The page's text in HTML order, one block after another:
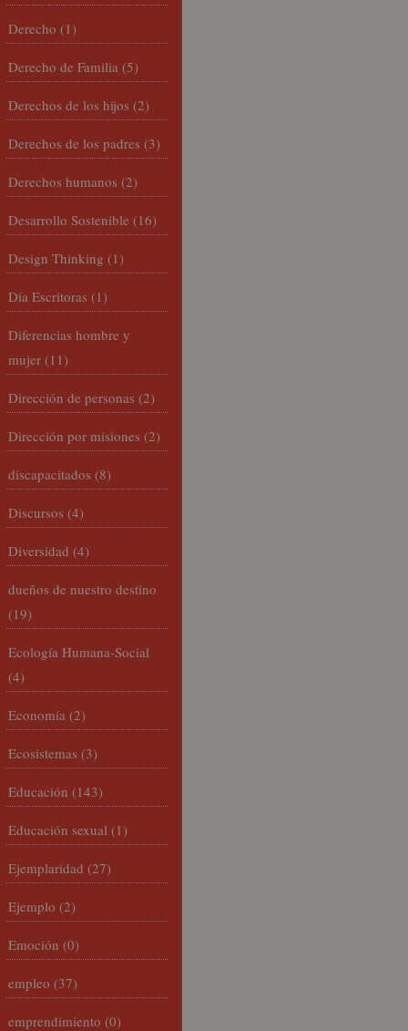
Derecho (1)
Derecho de Familia (5)
Derechos de los hijos (2)
Derechos de los padres (3)
Derechos humanos (2)
Desarrollo Sostenible (16)
Design Thinking (1)
Día Escritoras (1)
Diferencias hombre y
mujer (11)
Dirección de personas (2)
Dirección por misiones (2)
discapacitados (8)
Discursos (4)
Diversidad (4)
dueños de nuestro destino
(19)
Ecología Humana-Social
(4)
Economía (2)
Ecosistemas (3)
Educación (143)
Educación sexual (1)
Ejemplaridad (27)
Ejemplo (2)
Emoción (0)
empleo (37)
emprendimiento (0)